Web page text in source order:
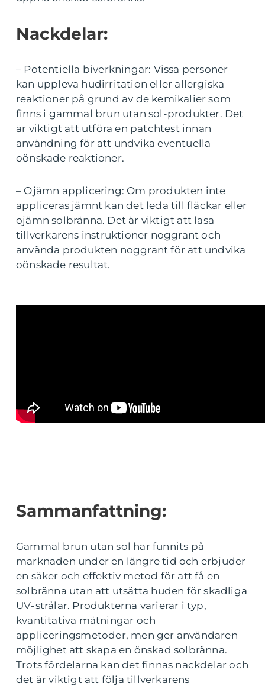
Nackdelar:
– Potentiella biverkningar: Vissa personer
kan uppleva hudirritation eller allergiska
reaktioner på grund av de kemikalier som
finns i gammal brun utan sol-produkter. Det
är viktigt att utföra en patchtest innan
användning för att undvika eventuella
oönskade reaktioner.
– Ojämn applicering: Om produkten inte
appliceras jämnt kan det leda till fläckar eller
ojämn solbränna. Det är viktigt att läsa
tillverkarens instruktioner noggrant och
använda produkten noggrant för att undvika
oönskade resultat.
Sammanfattning:
Gammal brun utan sol har funnits på
marknaden under en längre tid och erbjuder
en säker och effektiv metod för att få en
solbränna utan att utsätta huden för skadliga
UV-strålar. Produkterna varierar i typ,
kvantitativa mätningar och
appliceringsmetoder, men ger användaren
möjlighet att skapa en önskad solbränna.
Trots fördelarna kan det finnas nackdelar och
det är viktigt att följa tillverkarens